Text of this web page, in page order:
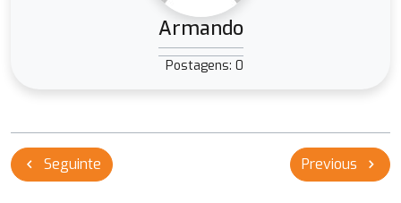
Armando
Postagens: 0
Navegação
de
Previous chevron_right
chevron_left Seguinte